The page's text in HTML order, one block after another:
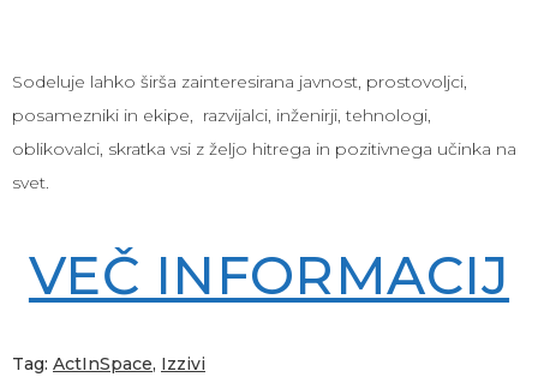
Sodeluje lahko širša zainteresirana javnost, prostovoljci,
posamezniki in ekipe, razvijalci, inženirji, tehnologi,
oblikovalci, skratka vsi z željo hitrega in pozitivnega učinka na
svet.
VEČ INFORMACIJ
Tag: ActInSpace, Izzivi